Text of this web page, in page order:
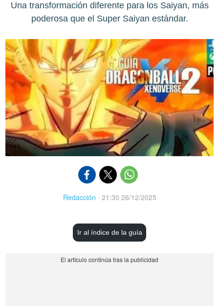
Una transformación diferente para los Saiyan, más
poderosa que el Super Saiyan estándar.
Redacción · 21:30 26/12/2025
Ir al índice de la guía